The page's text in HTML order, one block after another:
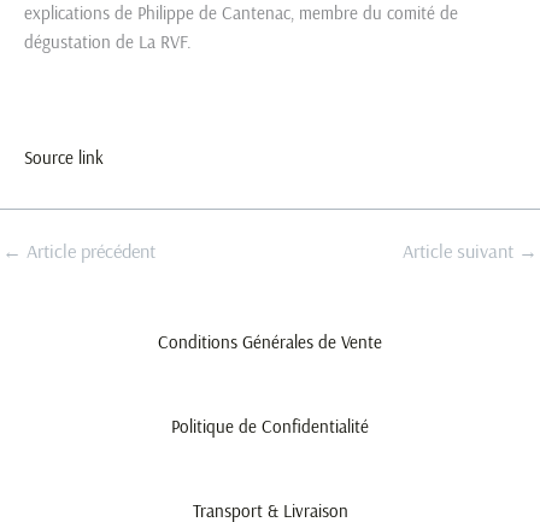
explications de Philippe de Cantenac, membre du comité de
dégustation de La RVF.
Source link
← Article précédent Article suivant →
Conditions Générales de Vente
Politique de Confidentialité
Transport & Livraison